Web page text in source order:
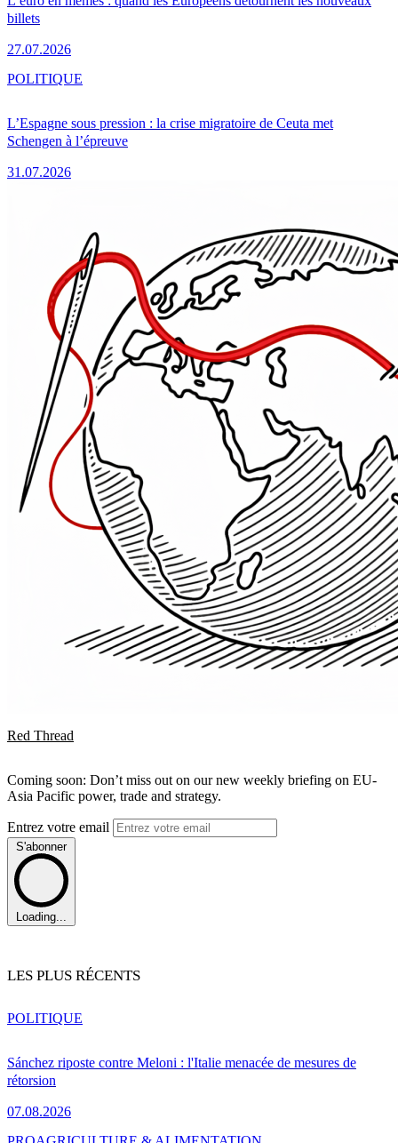
billets
27.07.2026
L’Espagne sous pression : la crise migratoire de Ceuta met
Schengen à l’épreuve
31.07.2026
POLITIQUE
Red Thread
Coming soon: Don’t miss out on our new weekly briefing on EU-
Asia Pacific power, trade and strategy.
Entrez votre email
S'abonner
Loading...
LES PLUS RÉCENTS
Sánchez riposte contre Meloni : l'Italie menacée de mesures de
rétorsion
07.08.2026
POLITIQUE